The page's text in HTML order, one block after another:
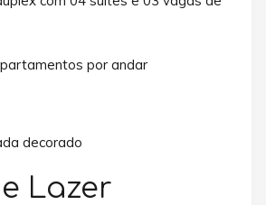
por andar
decorado
Lazer